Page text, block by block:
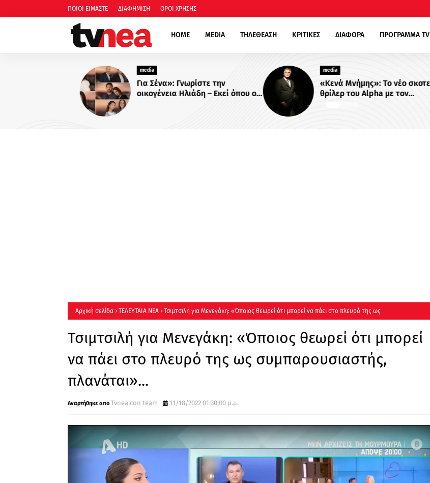
ΠΟΙΟΙ ΕΙΜΑΣΤΕ ΔΙΑΦΗΜΙΣΗ ΟΡΟΙ ΧΡΗΣΗΣ
HOME MEDIA ΤΗΛΕΘΕΑΣΗ ΚΡΙΤΙΚΕΣ ΔΙΑΦΟΡΑ ΠΡΟΓΡΑΜΜΑ TV
media
Για Σένα»: Γνωρίστε την
οικογένεια Ηλιάδη – Εκεί όπου οι
πιο δυνατοί δεσμοί δοκιμάζονται
media
«Κενά Μνήμης»: Το νέο σκοτεινό
θρίλερ του Alpha με τον
Βλαδίμηρο Κυριακίδη
Αρχική σελίδα ΤΕΛΕΥΤΑΙΑ ΝΕΑ Τσιμτσιλή για Μενεγάκη: «Όποιος θεωρεί ότι μπορεί να πάει στο πλευρό της ως
συμπαρουσιαστής, πλανάται»...
Τσιμτσιλή για Μενεγάκη: «Όποιος θεωρεί ότι μπορεί
να πάει στο πλευρό της ως συμπαρουσιαστής,
πλανάται»...
Tvnea.con team 11/18/2022 01:30:00 μ.μ.